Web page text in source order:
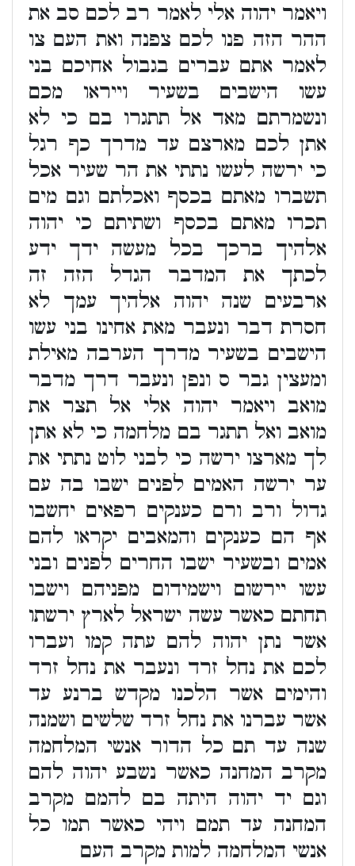
ויאמר יהוה אלי לאמר רב לכם סב את
ההר הזה פנו לכם צפנה ואת העם צו
לאמר אתם עברים בגבול אחיכם בני
עשו הישבים בשעיר וייראו מכם
ונשמרתם מאד אל תתגרו בם כי לא
אתן לכם מארצם עד מדרך כף רגל
כי ירשה לעשו נתתי את הר שעיר אכל
תשברו מאתם בכסף ואכלתם וגם מים
תכרו מאתם בכסף ושתיתם כי יהוה
אלהיך ברכך בכל מעשה ידך ידע
לכתך את המדבר הגדל הזה זה
ארבעים שנה יהוה אלהיך עמך לא
חסרת דבר ונעבר מאת אחינו בני עשו
הישבים בשעיר מדרך הערבה מאילת
ומעצין גבר ס ונפן ונעבר דרך מדבר
מואב ויאמר יהוה אלי אל תצר את
מואב ואל תתגר בם מלחמה כי לא אתן
לך מארצו ירשה כי לבני לוט נתתי את
ער ירשה האמים לפנים ישבו בה עם
גדול ורב ורם כענקים רפאים יחשבו
אף הם כענקים והמאבים יקראו להם
אמים ובשעיר ישבו החרים לפנים ובני
עשו יירשום וישמידום מפניהם וישבו
תחתם כאשר עשה ישראל לארץ ירשתו
אשר נתן יהוה להם עתה קמו ועברו
לכם את נחל זרד ונעבר את נחל זרד
והימים אשר הלכנו מקדש ברנע עד
אשר עברנו את נחל זרד שלשים ושמנה
שנה עד תם כל הדור אנשי המלחמה
מקרב המחנה כאשר נשבע יהוה להם
וגם יד יהוה היתה בם להמם מקרב
המחנה עד תמם ויהי כאשר תמו כל
אנשי המלחמה למות מקרב העם